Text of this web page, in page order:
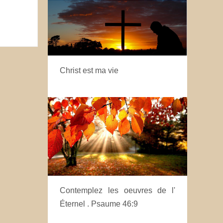
Christ est ma vie
Contemplez les oeuvres de l'
Éternel . Psaume 46:9